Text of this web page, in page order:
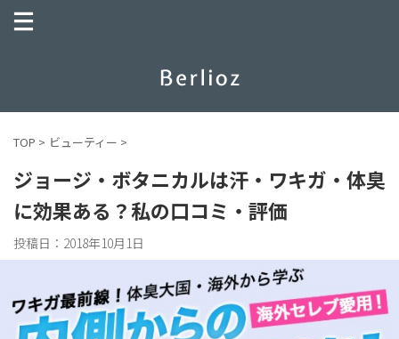
TOP > ビューティー >
ジョージ・ボタニカルは汗・ワキガ・体臭
に効果ある？私の口コミ・評価
投稿日： 2018年10月1日